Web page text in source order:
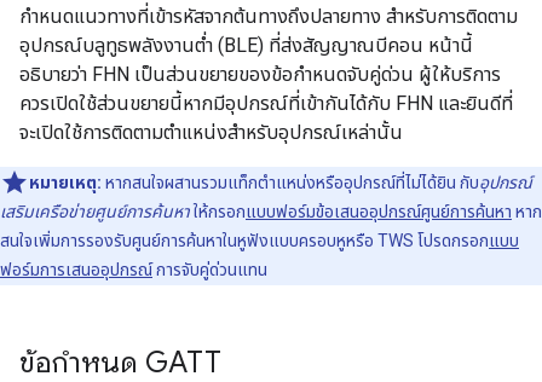
กำหนดแนวทางที่เข้ารหัสจากต้นทางถึงปลายทาง สำหรับการติดตาม
อุปกรณ์บลูทูธพลังงานต่ำ (BLE) ที่ส่งสัญญาณบีคอน หน้านี้
อธิบายว่า FHN เป็นส่วนขยายของข้อกำหนดจับคู่ด่วน ผู้ให้บริการ
ควรเปิดใช้ส่วนขยายนี้หากมีอุปกรณ์ที่เข้ากันได้กับ FHN และยินดีที่
จะเปิดใช้การติดตามตำแหน่งสำหรับอุปกรณ์เหล่านั้น
หมายเหตุ: หากสนใจผสานรวมแท็กตำแหน่งหรืออุปกรณ์ที่ไม่ได้ยิน กับอุปกรณ์
เสริมเครือข่ายศูนย์การค้นหาให้กรอกแบบฟอร์มข้อเสนออุปกรณ์ศูนย์การค้นหา หาก
สนใจเพิ่มการรองรับศูนย์การค้นหาในหูฟังแบบครอบหูหรือ TWS โปรดกรอกแบบ
ฟอร์มการเสนออุปกรณ์การจับคู่ด่วนแทน
ข้อกำหนด GATT